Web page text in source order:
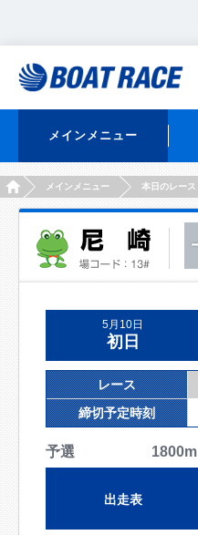
メインメニュー
HOMEメインメニュー 本日のレース
5月10日
初日
レース
締切予定時刻
予選 1800m
出走表